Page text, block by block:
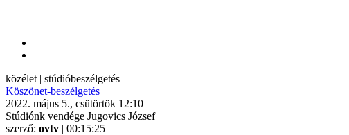
közélet | stúdióbeszélgetés
Köszönet-beszélgetés
2022. május 5., csütörtök 12:10
Stúdiónk vendége Jugovics József
szerző: ovtv | 00:15:25